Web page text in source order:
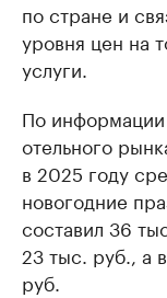
по стране и
уровня цен на
услуги.
По
отельного
в 2025 году
новогодние
составил 36
23 тыс. руб., а
руб.